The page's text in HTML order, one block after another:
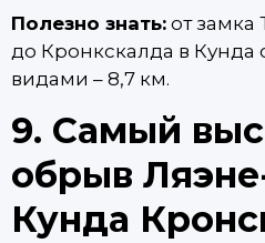
Полезно знать: от замка
до Кронкскалда в
видами – 8,7 км.
9. Самый
обрыв
Кунда